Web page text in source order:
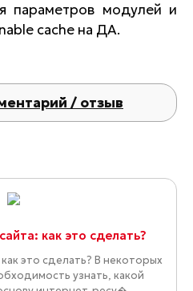
параметров модулей и
cache на ДА.
/ отзыв
как это сделать?
это сделать? В некоторых
узнать, какой